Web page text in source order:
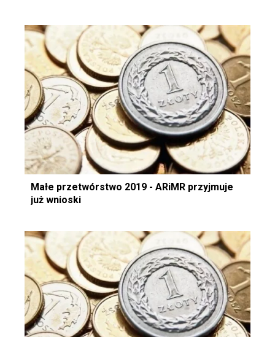
Małe przetwórstwo 2019 - ARiMR przyjmuje
już wnioski